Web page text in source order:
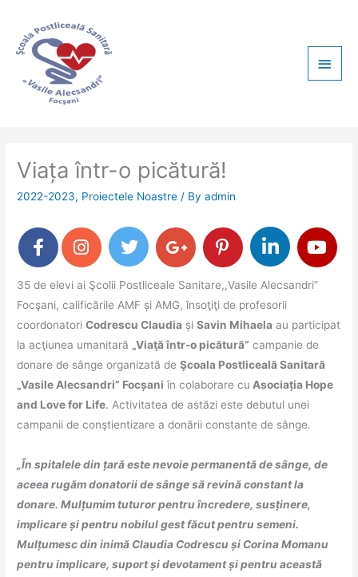
content
Menu
Viața într-o picătură!
2022-2023, Proiectele Noastre / Byadmin
35 de elevi ai Şcolii Postliceale Sanitare,,Vasile Alecsandri”
Focşani, calificările AMF și AMG, însoţiţi de profesorii
coordonatoriCodrescu Claudia șiSavin Mihaela au participat
la acţiunea umanitară „Viaţă într-o picătură” campanie de
donare de sânge organizată deŞcoala Postliceală Sanitară
„Vasile Alecsandri” Focșani în colaborare cu Asociația Hope
and Love for Life. Activitatea de astăzi este debutul unei
campanii de conştientizare a donării constante de sânge.
„În spitalele din țară este nevoie permanentă de sânge, de
aceea rugăm donatorii de sânge să revină constant la
donare. Mulțumim tuturor pentru încredere, susținere,
implicare și pentru nobilul gest făcut pentru semeni.
Mulțumesc din inimă Claudia Codrescu și Corina Momanu
pentru implicare, suport și devotament și pentru această